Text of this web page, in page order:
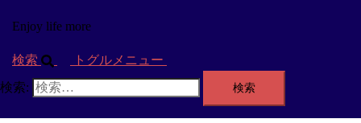
Enjoy life more
検索
トグルメニュー
検索: